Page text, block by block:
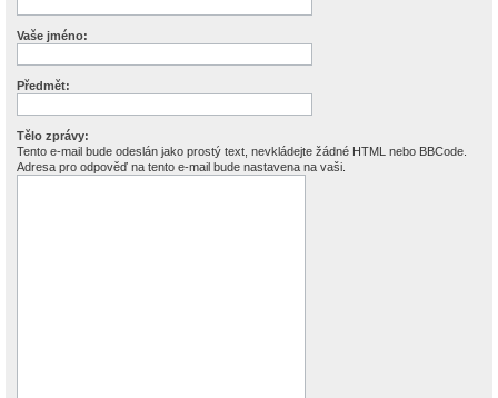
Vaše jméno:
Předmět:
Tělo zprávy:
Tento e-mail bude odeslán jako prostý text, nevkládejte žádné HTML nebo BBCode.
Adresa pro odpověď na tento e-mail bude nastavena na vaši.